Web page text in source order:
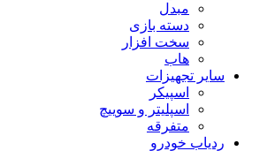
مبدل
دسته بازی
سخت افزار
هاب
سایر تجهیزات
اسپیکر
اسپلیتر و سوییچ
متفرقه
ردیاب خودرو